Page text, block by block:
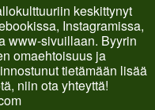
keskittynyt
Instagramissa,
www-sivuillaan. Byyrin
omaehtoisuus ja
tietämään lisää
niin ota yhteyttä!